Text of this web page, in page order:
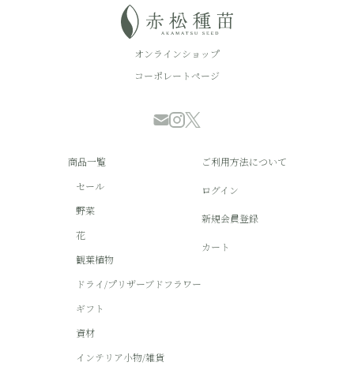
オンラインショップ
コーポレートページ
商品一覧
セール
野菜
花
観葉植物
ドライ/プリザーブドフラワー
ギフト
資材
インテリア小物/雑貨
ご利用方法について
ログイン
新規会員登録
カート